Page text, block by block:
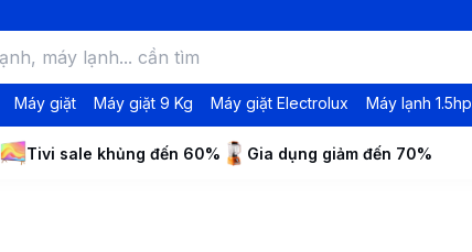
Máy giặt Máy giặt 9 Kg Máy giặt Electrolux Máy lạnh 1.5hp
Tivi sale khủng đến 60% Gia dụng giảm đến 70%